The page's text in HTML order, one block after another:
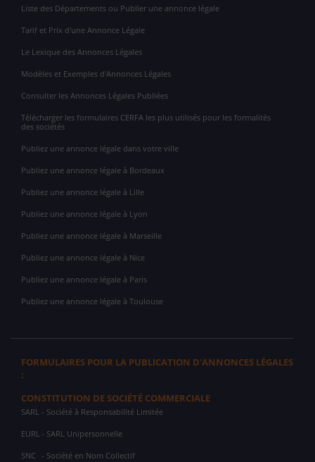
Liste des Départements ou Publier une annonce légale
Tarif et Prix d'une Annonce Légale
Le Lexique des Annonces Légales
Modèles et Exemples d'Annonces Légales
Consulter les Annonces Légales Publiées
Télécharger les formulaires CERFA les plus utilisés pour les formalités
des sociétés
Publiez une annonce légale dans votre ville
Publiez une annonce légale à Bordeaux
Publiez une annonce légale à Lille
Publiez une annonce légale à Lyon
Publiez une annonce légale à Marseille
Publiez une annonce légale à Nice
Publiez une annonce légale à Paris
Publiez une annonce légale à Toulouse
FORMULAIRES POUR LA PUBLICATION D'ANNONCES LÉGALES
:
CONSTITUTION DE SOCIÉTÉ COMMERCIALE
SARL - Société à Responsabilité Limitée
EURL - SARL Unipersonnelle
SNC - Société en Nom Collectif